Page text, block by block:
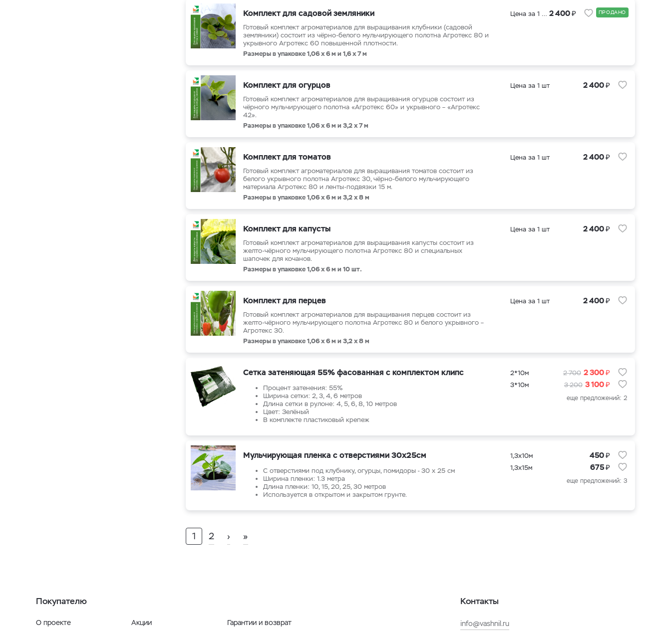
Комплект для садовой земляники
Готовый комплект агроматериалов для выращивания клубники (садовой
земляники) состоит из чёрно-белого мульчирующего полотна Агротекс 80 и
укрывного Агротекс 60 повышенной плотности.
Размеры в упаковке 1,06 х 6 м и 1,6 х 7 м
Цена за 1 шт 2 400₽ ПРОДАНО
Комплект для огурцов
Готовый комплект агроматериалов для выращивания огурцов состоит из
чёрного мульчирующего полотна «Агротекс 60» и укрывного – «Агротекс
42».
Размеры в упаковке 1,06 х 6 м и 3,2 х 7 м
Цена за 1 шт 2 400₽
Комплект для томатов
Готовый комплект агроматериалов для выращивания томатов состоит из
белого укрывного полотна Агротекс 30, чёрно-белого мульчирующего
материала Агротекс 80 и ленты-подвязки 15 м.
Размеры в упаковке 1,06 х 6 м и 3,2 х 8 м
Цена за 1 шт 2 400₽
Комплект для капусты
Готовый комплект агроматериалов для выращивания капусты состоит из
желто-чёрного мульчирующего полотна Агротекс 80 и специальных
шапочек для кочанов.
Размеры в упаковке 1,06 х 6 м и 10 шт.
Цена за 1 шт 2 400₽
Комплект для перцев
Готовый комплект агроматериалов для выращивания перцев состоит из
желто-чёрного мульчирующего полотна Агротекс 80 и белого укрывного –
Агротекс 30.
Размеры в упаковке 1,06 х 6 м и 3,2 х 8 м
Цена за 1 шт 2 400₽
Сетка затеняющая 55% фасованная с комплектом клипс
Процент затенения: 55%
Ширина сетки: 2, 3, 4, 6 метров
Длина сетки в рулоне: 4, 5, 6, 8, 10 метров
Цвет: Зелёный
В комплекте пластиковый крепеж
2*10м 2 700 2 300₽
3*10м 3 200 3 100₽
еще предложений: 2
Мульчирующая пленка с отверстиями 30х25см
С отверстиями под клубнику, огурцы, помидоры - 30 х 25 см
Ширина пленки: 1.3 метра
Длина пленки: 10, 15, 20, 25, 30 метров
Используется в открытом и закрытом грунте.
1,3x10м 450₽
1,3x15м 675₽
еще предложений: 3
1 2 › »
Покупателю
О проекте
Акции
Гарантии и возврат
Контакты
info@vashnil.ru